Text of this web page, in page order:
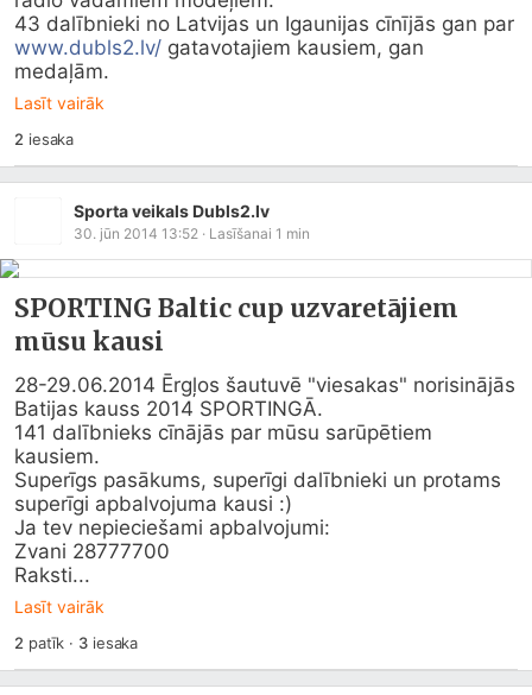
www.dubls2.lv/ gatavotajiem kausiem, gan
medaļām.
Lasīt vairāk
2 iesaka
Sporta veikals Dubls2.lv
30. jūn 2014 13:52 · Lasīšanai 1 min
SPORTING Baltic cup uzvaretājiem
mūsu kausi
28-29.06.2014 Ērgļos šautuvē "viesakas" norisinājās
Batijas kauss 2014 SPORTINGĀ.
141 dalībnieks cīnājās par mūsu sarūpētiem
kausiem.
Superīgs pasākums, superīgi dalībnieki un protams
superīgi apbalvojuma kausi :)
Ja tev nepieciešami apbalvojumi:
Zvani 28777700
Raksti...
Lasīt vairāk
2 patīk · 3iesaka